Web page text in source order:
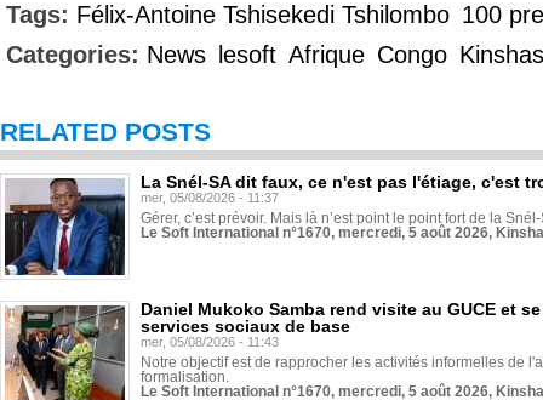
Tags: Félix-Antoine Tshisekedi Tshilombo 100
Categories: News lesoft Afrique Congo
RELATED POSTS
La Snél-SA dit faux, ce n'est pas l'étiage, c'est
mer, 05/08/2026 - 11:37
Gérer, c’est prévoir. Mais là n’est point le point fort de la
Le Soft International n°1670, mercredi, 5 août 2026,
Daniel Mukoko Samba rend visite au GUCE et
services sociaux de base
mer, 05/08/2026 - 11:43
Notre objectif est de rapprocher les activités informelles de
formalisation.
Le Soft International n°1670, mercredi, 5 août 2026,